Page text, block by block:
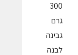
300
גרם
גבינה
לבנה